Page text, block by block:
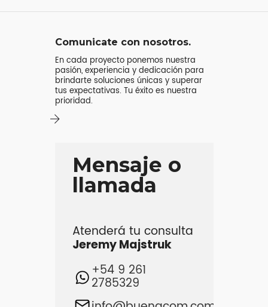
Comunicate con nosotros.
En cada proyecto ponemos nuestra
pasión, experiencia y dedicación para
brindarte soluciones únicas y superar
tus expectativas. Tu éxito es nuestra
prioridad.
Mensaje o
llamada
Atenderá tu consulta
Jeremy Majstruk
+54 9 261
2785329